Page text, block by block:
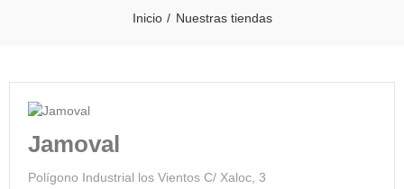
Inicio Nuestras tiendas
Jamoval
Polígono Industrial los Vientos C/ Xaloc, 3